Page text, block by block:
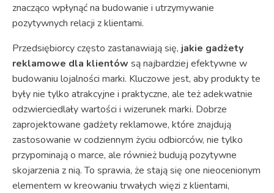
znacząco wpłynąć na budowanie i utrzymywanie
pozytywnych relacji z klientami.
Przedsiębiorcy często zastanawiają się, jakie gadżety
reklamowe dla klientów są najbardziej efektywne w
budowaniu lojalności marki. Kluczowe jest, aby produkty te
były nie tylko atrakcyjne i praktyczne, ale też adekwatnie
odzwierciedlały wartości i wizerunek marki. Dobrze
zaprojektowane gadżety reklamowe, które znajdują
zastosowanie w codziennym życiu odbiorców, nie tylko
przypominają o marce, ale również budują pozytywne
skojarzenia z nią. To sprawia, że stają się one nieocenionym
elementem w kreowaniu trwałych więzi z klientami,